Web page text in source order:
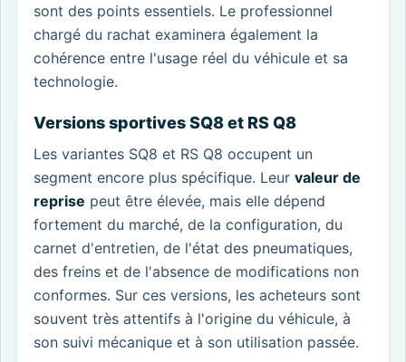
sont des points essentiels. Le professionnel
chargé du rachat examinera également la
cohérence entre l'usage réel du véhicule et sa
technologie.
Versions sportives SQ8 et RS Q8
Les variantes SQ8 et RS Q8 occupent un
segment encore plus spécifique. Leur valeur de
reprise peut être élevée, mais elle dépend
fortement du marché, de la configuration, du
carnet d'entretien, de l'état des pneumatiques,
des freins et de l'absence de modifications non
conformes. Sur ces versions, les acheteurs sont
souvent très attentifs à l'origine du véhicule, à
son suivi mécanique et à son utilisation passée.